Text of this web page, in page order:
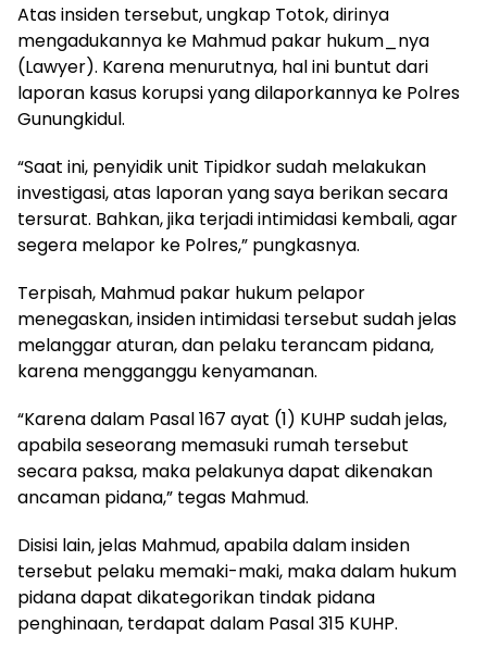
Atas insiden tersebut, ungkap Totok, dirinya
mengadukannya ke Mahmud pakar hukum_nya
(Lawyer). Karena menurutnya, hal ini buntut dari
laporan kasus korupsi yang dilaporkannya ke Polres
Gunungkidul.
“Saat ini, penyidik unit Tipidkor sudah melakukan
investigasi, atas laporan yang saya berikan secara
tersurat. Bahkan, jika terjadi intimidasi kembali, agar
segera melapor ke Polres,” pungkasnya.
Terpisah, Mahmud pakar hukum pelapor
menegaskan, insiden intimidasi tersebut sudah jelas
melanggar aturan, dan pelaku terancam pidana,
karena mengganggu kenyamanan.
“Karena dalam Pasal 167 ayat (1) KUHP sudah jelas,
apabila seseorang memasuki rumah tersebut
secara paksa, maka pelakunya dapat dikenakan
ancaman pidana,” tegas Mahmud.
Disisi lain, jelas Mahmud, apabila dalam insiden
tersebut pelaku memaki-maki, maka dalam hukum
pidana dapat dikategorikan tindak pidana
penghinaan, terdapat dalam Pasal 315 KUHP.